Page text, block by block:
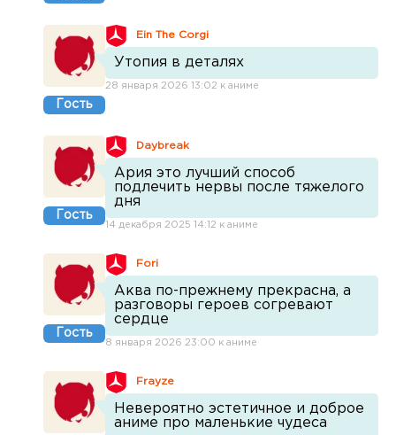
Гость
Ein The Corgi
Утопия в деталях
28 января 2026 13:02 к аниме
Гость
Daybreak
Ария это лучший способ
подлечить нервы после тяжелого
дня
14 декабря 2025 14:12 к аниме
Гость
Fori
Аква по-прежнему прекрасна, а
разговоры героев согревают
сердце
8 января 2026 23:00 к аниме
Frayze
Невероятно эстетичное и доброе
аниме про маленькие чудеса